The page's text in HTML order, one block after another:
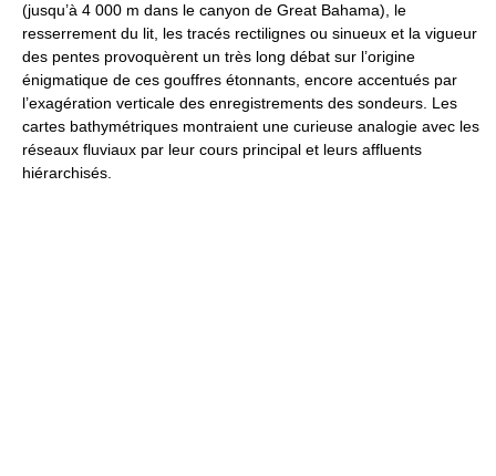
(jusqu’à 4 000 m dans le canyon de Great Bahama), le
resserrement du lit, les tracés rectilignes ou sinueux et la vigueur
des pentes provoquèrent un très long débat sur l’origine
énigmatique de ces gouffres étonnants, encore accentués par
l’exagération verticale des enregistrements des sondeurs. Les
cartes bathymétriques montraient une curieuse analogie avec les
réseaux fluviaux par leur cours principal et leurs affluents
hiérarchisés.